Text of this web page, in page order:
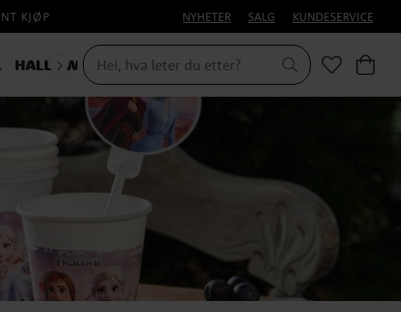
KJØP NYHETER SALG KUNDESERVICE
HALLOWEEN